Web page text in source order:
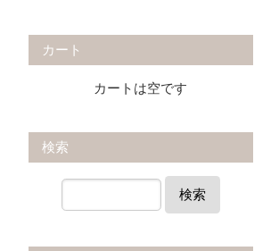
カート
カートは空です
検索
検索